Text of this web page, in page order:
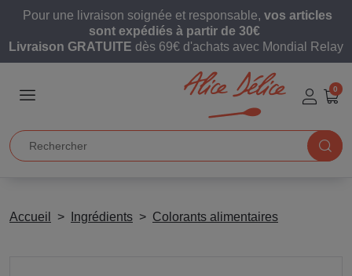
Pour une livraison soignée et responsable, vos articles
sont expédiés à partir de 30€
Livraison GRATUITE dès 69€ d'achats avec Mondial Relay
0
Accueil Ingrédients Colorants alimentaires